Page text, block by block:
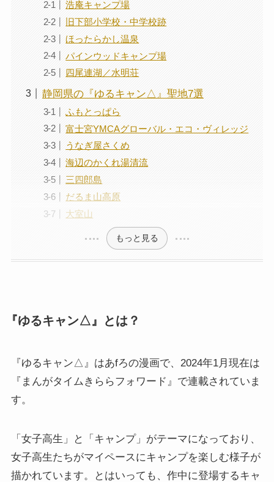
浩庵キャンプ場
旧下部小学校・中学校跡
ほったらかし温泉
パインウッドキャンプ場
四尾連湖／水明荘
静岡県の『ゆるキャン△』聖地7選
ふもとっぱら
富士宮YMCAグローバル・エコ・ヴィレッジ
うなぎ屋さくめ
海辺のかくれ湯清流
三四郎島
だるま山高原
大室山
もっと見る
『ゆるキャン△』とは？
『ゆるキャン△』はあfろの漫画で、2024年1月現在は
『まんがタイムきららフォワード』で連載されていま
す。
「女子高生」と「キャンプ」がテーマになっており、
女子高生たちがマイペースにキャンプを楽しむ様子が
描かれています。とはいっても、作中に登場するキャ